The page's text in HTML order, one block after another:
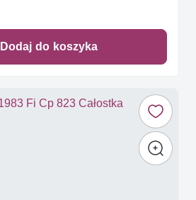
Dodaj do koszyka